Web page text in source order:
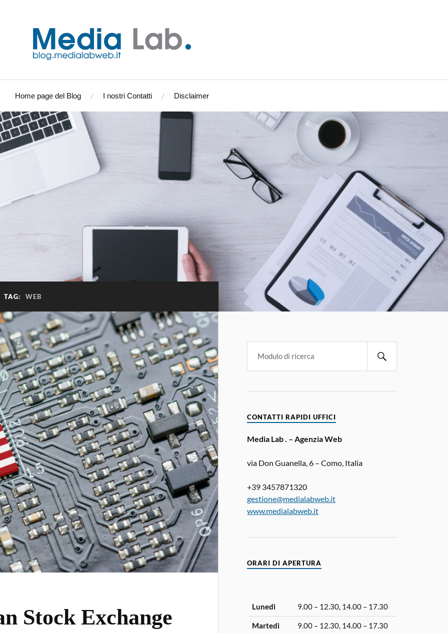
Home page del Blog I nostri Contatti Disclaimer
TAG: WEB
Stock Exchange
CONTATTI RAPIDI UFFICI
Media Lab . – Agenzia Web
via Don Guanella, 6 – Como, Italia
+39 3457871320
gestione@medialabweb.it
www.medialabweb.it
ORARI DI APERTURA
Lunedì 9.00 – 12.30, 14.00 – 17.30
Martedì 9.00 – 12.30, 14.00 – 17.30